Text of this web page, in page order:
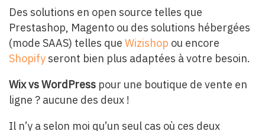
Des solutions en open source telles que
Prestashop, Magento ou des solutions hébergées
(mode SAAS) telles que Wizishop ou encore
Shopify seront bien plus adaptées à votre besoin.
Wix vs WordPress pour une boutique de vente en
ligne ? aucune des deux !
Il n’y a selon moi qu’un seul cas où ces deux